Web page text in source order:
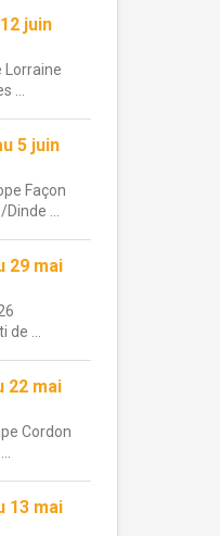
juin
Lorraine
...
5 juin
Façon
...
29 mai
...
22 mai
Cordon
13 mai